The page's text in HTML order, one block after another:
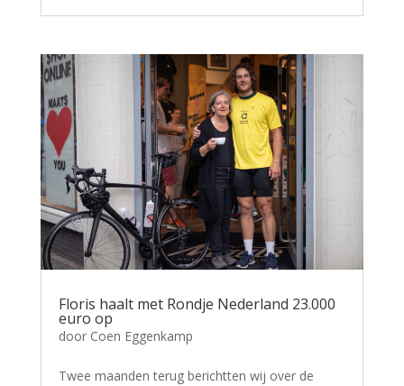
Floris haalt met Rondje Nederland 23.000
euro op
door Coen Eggenkamp
Twee maanden terug berichtten wij over de